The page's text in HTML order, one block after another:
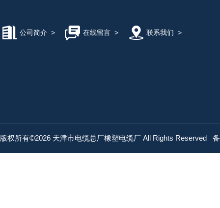
公司简介 > 在线留言> 联系我们 >
版权所有©2026 天津市电缆总厂橡塑电缆厂 All Rights Reserved